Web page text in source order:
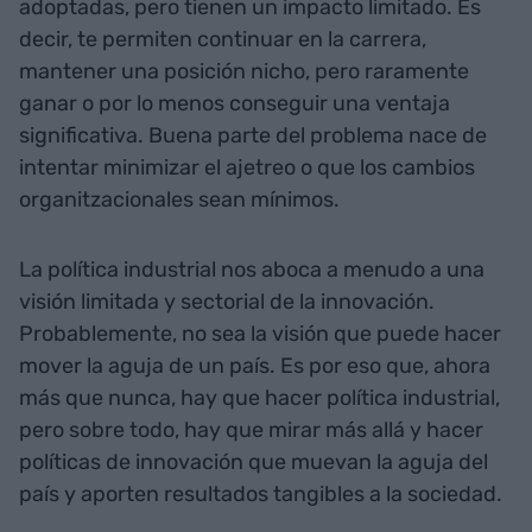
adoptadas, pero tienen un impacto limitado. Es
decir, te permiten continuar en la carrera,
mantener una posición nicho, pero raramente
ganar o por lo menos conseguir una ventaja
significativa. Buena parte del problema nace de
intentar minimizar el ajetreo o que los cambios
organitzacionales sean mínimos.
La política industrial nos aboca a menudo a una
visión limitada y sectorial de la innovación.
Probablemente, no sea la visión que puede hacer
mover la aguja de un país. Es por eso que, ahora
más que nunca, hay que hacer política industrial,
pero sobre todo, hay que mirar más allá y hacer
políticas de innovación que muevan la aguja del
país y aporten resultados tangibles a la sociedad.